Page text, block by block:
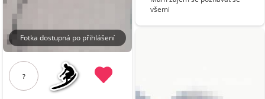
Fotka dostupná po přihlášení
?
všemi